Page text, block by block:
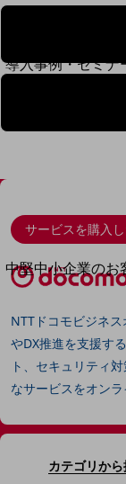
別ウィンドウで開
サービスをご利用中の
導入事例・セミナ
導入事例TOP
最新の導入事例や注目
セミナー
中堅中小企業のお
NTTドコモビジネ
旬な話題やお役立ち資料
解決するヒントをお届け
新着記事
お役立ち資料ダウン
IT用語集
中堅中小企業向け
サービス・ソリュ
サービスを購入
NTTドコモビジネ
やDX推進を支援す
ト、セキュリティ
なサービスをオン
カテゴリか